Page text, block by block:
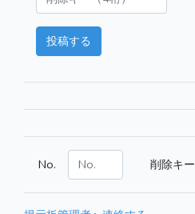
投稿する
No. 削除キー